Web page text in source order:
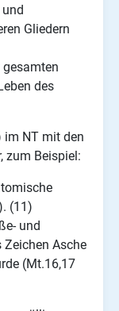
Gliedern
des
im NT mit den
zum Beispiel:
(11)
und
Zeichen Asche
(Mt.16,17